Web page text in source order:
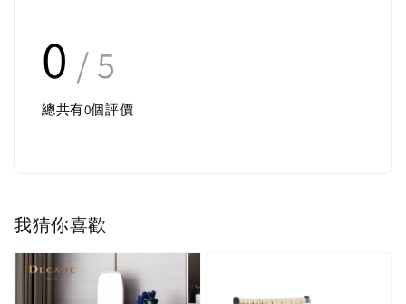
0 / 5
總共有0個評價
我猜你喜歡